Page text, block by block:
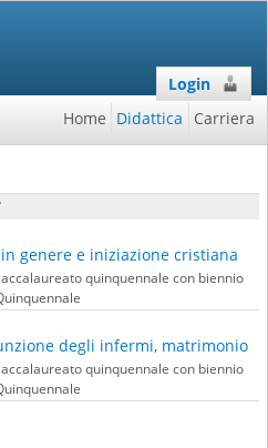
Login
Home Didattica Carriera
genere e iniziazione cristiana
quinquennale con biennio
degli infermi, matrimonio
quinquennale con biennio